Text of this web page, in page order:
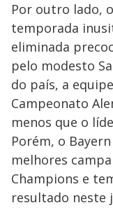
Por outro lado,
temporada
eliminada
pelo modesto
do país, a
Campeonato
menos que o
Porém, o
melhores
Champions e
resultado neste